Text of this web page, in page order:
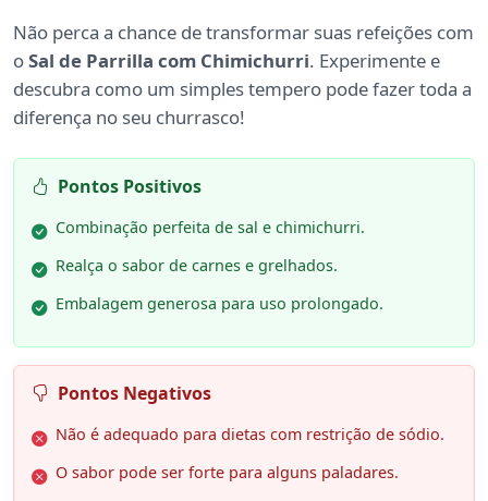
Não perca a chance de transformar suas refeições com
oSal de Parrilla com Chimichurri. Experimente e
descubra como um simples tempero pode fazer toda a
diferença no seu churrasco!
Pontos Positivos
Combinação perfeita de sal e chimichurri.
Realça o sabor de carnes e grelhados.
Embalagem generosa para uso prolongado.
Pontos Negativos
Não é adequado para dietas com restrição de sódio.
O sabor pode ser forte para alguns paladares.